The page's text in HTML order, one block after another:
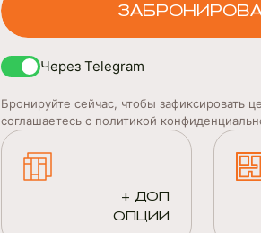
Через Telegram
Бронируйте сейчас, чтобы зафиксировать
соглашаетесь с политикой
+ ДОП
ОПЦИИ